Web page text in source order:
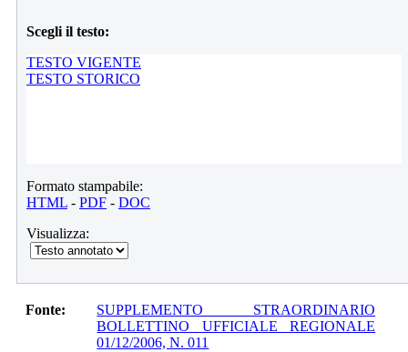
Scegli il testo:
TESTO VIGENTE
TESTO STORICO
Formato stampabile:
HTML - PDF - DOC
Visualizza:
Fonte:
SUPPLEMENTO STRAORDINARIO
BOLLETTINO UFFICIALE REGIONALE
01/12/2006, N. 011